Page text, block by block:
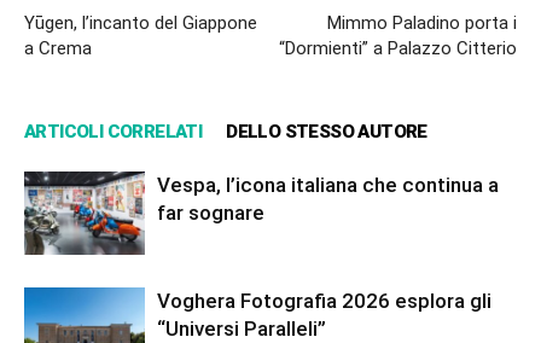
Yūgen, l’incanto del Giappone
a Crema
Mimmo Paladino porta i
“Dormienti” a Palazzo Citterio
ARTICOLI CORRELATI DELLO STESSO AUTORE
Vespa, l’icona italiana che continua a
far sognare
Voghera Fotografia 2026 esplora gli
“Universi Paralleli”